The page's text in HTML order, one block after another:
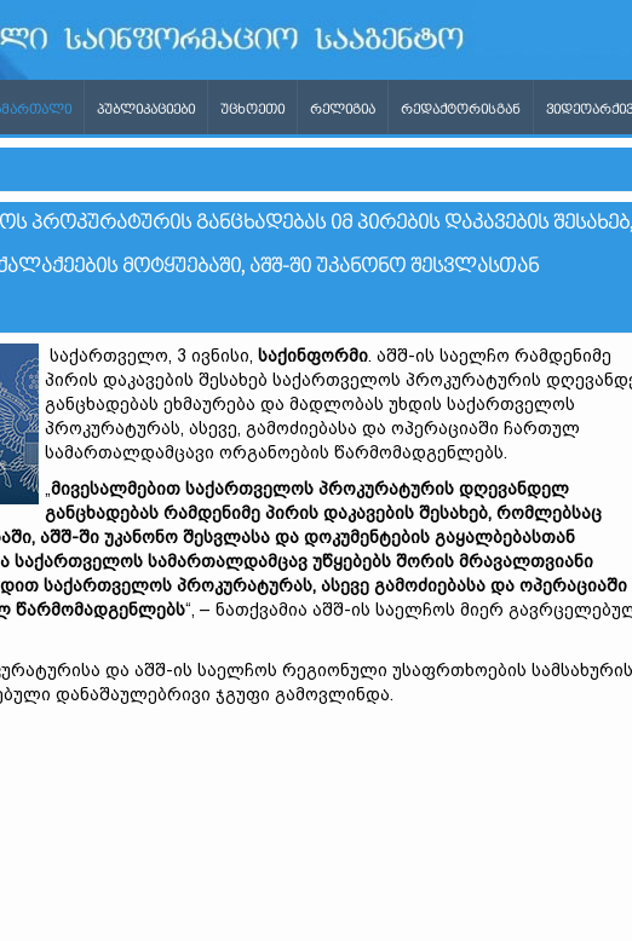
ᲞᲣᲑᲚᲘᲙᲐᲪᲘᲔᲑᲘ ᲣᲪᲮᲝᲔᲗᲘ ᲠᲔᲚᲘᲒᲘᲐ ᲠᲔᲓᲐᲥᲢᲝᲠᲘᲡᲒᲐᲜ
ᲒᲐᲜᲪᲮᲐᲓᲔᲑᲐᲡ ᲘᲛ ᲞᲘᲠᲔᲑᲘᲡ ᲓᲐᲙᲐᲕᲔᲑᲘᲡ ᲨᲔᲡᲐᲮᲔᲑ,
ᲛᲝᲢᲧᲣᲔᲑᲐᲨᲘ, ᲐᲨᲨ-ᲨᲘ ᲣᲙᲐᲜᲝᲜᲝ ᲨᲔᲡᲕᲚᲐᲡᲗᲐᲜ
საქართველო, 3 ივნისი, საქინფორმი. აშშ-ის საელჩო რამდენიმე
პირის დაკავების შესახებ საქართველოს პროკურატურის
განცხადებას ეხმაურება და მადლობას უხდის საქართველოს
პროკურატურას, ასევე, გამოძიებასა და ოპერაციაში ჩართულ
სამართალდამცავი ორგანოების წარმომადგენლებს.
„მივესალმებით საქართველოს პროკურატურის დღევანდელ
განცხადებას რამდენიმე პირის დაკავების შესახებ, რომლებსაც
აშშ-ში უკანონო შესვლასა და დოკუმენტების გაყალბებასთან
საქართველოს სამართალდამცავ უწყებებს შორის მრავალთვიანი
საქართველოს პროკურატურას, ასევე გამოძიებასა და ოპერაციაში
წარმომადგენლებს“, – ნათქვამია აშშ-ის საელჩოს მიერ
და აშშ-ის საელჩოს რეგიონული უსაფრთხოების სამსახურის
დანაშაულებრივი ჯგუფი გამოვლინდა.